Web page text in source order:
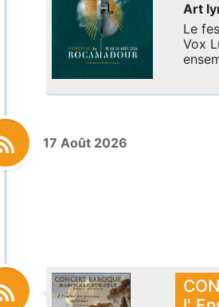
Art
Le
Vox
17 Août 2026